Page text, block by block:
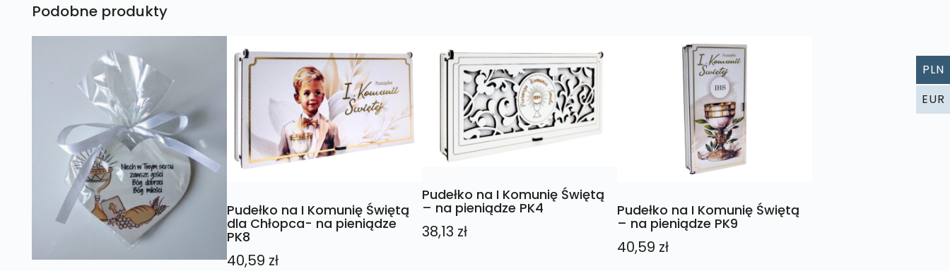
Podobne produkty
Pudełko na I Komunię Świętą
dla Chłopca- na pieniądze
PK8
40,59 zł
Pudełko na I Komunię Świętą
– na pieniądze PK4
38,13 zł
Pudełko na I Komunię Świętą
– na pieniądze PK9
40,59 zł
PLN
EUR